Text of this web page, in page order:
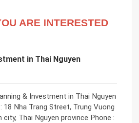
ARE INTERESTED
in Thai Nguyen
& Investment in Thai Nguyen
18 Nha Trang Street, Trung Vuong
city, Thai Nguyen province Phone :